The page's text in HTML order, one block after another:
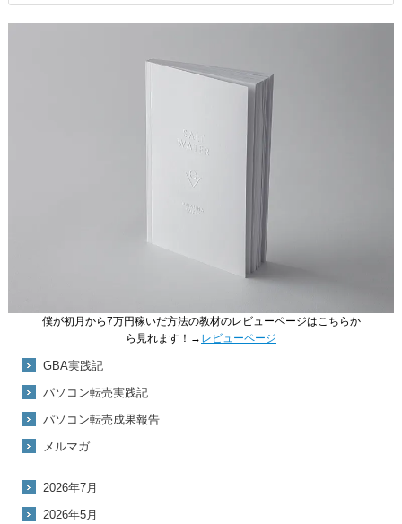
僕が初月から7万円稼いだ方法の教材のレビューページはこちらか
ら見れます！→ レビューページ
GBA実践記
パソコン転売実践記
パソコン転売成果報告
メルマガ
2026年7月
2026年5月